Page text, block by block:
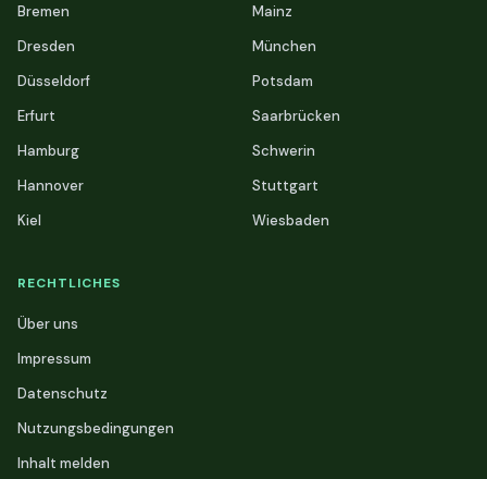
Bremen
Dresden
Düsseldorf
Erfurt
Hamburg
Hannover
Kiel
Mainz
München
Potsdam
Saarbrücken
Schwerin
Stuttgart
Wiesbaden
RECHTLICHES
Über uns
Impressum
Datenschutz
Nutzungsbedingungen
Inhalt melden